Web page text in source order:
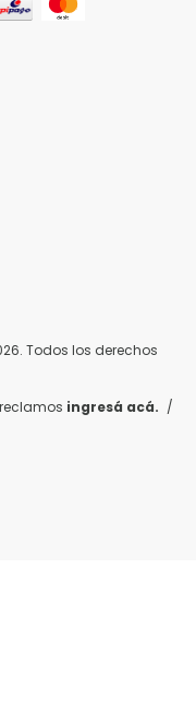
Todos los derechos
ingresá acá. /